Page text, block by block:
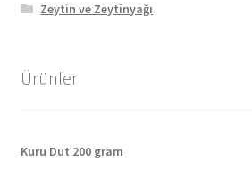
Zeytin ve Zeytinyağı
Ürünler
Kuru Dut 200 gram